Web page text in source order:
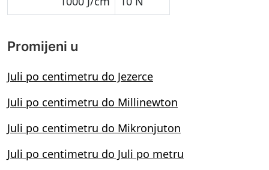
Promijeni u
Juli po centimetru do Jezerce
Juli po centimetru do Millinewton
Juli po centimetru do Mikronjuton
Juli po centimetru do Juli po metru